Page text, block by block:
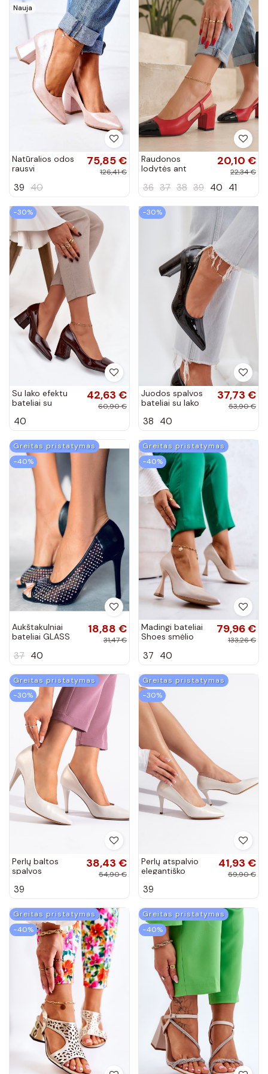
Nauja
Natūralios odos
rausvi
bateliai su perlo
75,85 €
126,41 €
39 40
Raudonos
lodytės ant
kulnimi Armina
20,10 €
22,34 €
36 37 38 39 40 41
−30%
Su lako efektu
bateliai su
ornamentais
Isoline
42,63 €
60,90 €
40
−30%
Juodos spalvos
bateliai su lako
stulpelio Kilanne
37,73 €
53,90 €
38 40
Greitas pristatymas
−40%
Aukštakulniai
bateliai GLASS
18,88 €
31,47 €
37 40
Greitas pristatymas
−40%
Madingi bateliai
Shoes smėlio
79,96 €
133,26 €
37 40
Greitas pristatymas
−30%
Perlų baltos
spalvos
plonu kulniuku
38,43 €
54,90 €
39
Greitas pristatymas
−30%
Perlų atspalvio
elegantiško
aukštakulniai
41,93 €
59,90 €
39
Greitas pristatymas
−40%
Greitas pristatymas
−40%